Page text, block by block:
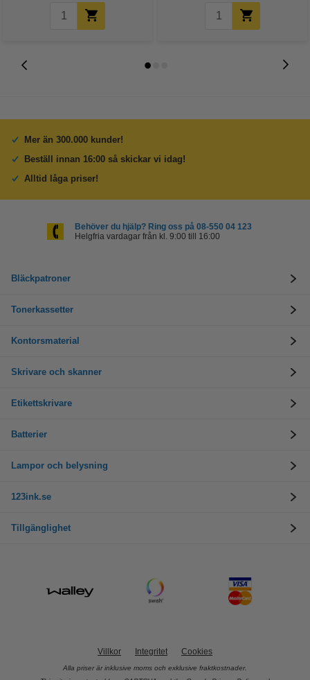
Mer än 300.000 kunder!
Beställ innan 16:00 så skickar vi idag!
Alltid låga priser!
Behöver du hjälp? Ring oss på 08-550 04 123
Helgfria vardagar från kl. 9:00 till 16:00
Bläckpatroner
Tonerkassetter
Kontorsmaterial
Skrivare och skanner
Etikettskrivare
Batterier
Lampor och belysning
123ink.se
Tillgänglighet
Villkor Integritet Cookies
Alla priser är inklusive moms och exklusive fraktkostnader.